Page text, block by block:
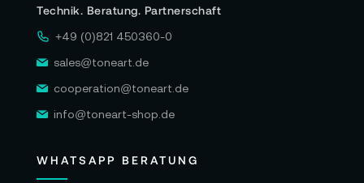
Technik. Beratung. Partnerschaft
+49 (0)821 450360-0
sales@toneart.de
cooperation@toneart.de
info@toneart-shop.de
WHATSAPP BERATUNG